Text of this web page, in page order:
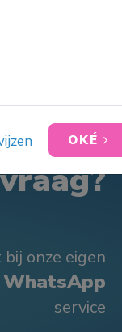
onze eigen
WhatsApp
service
OKÉ